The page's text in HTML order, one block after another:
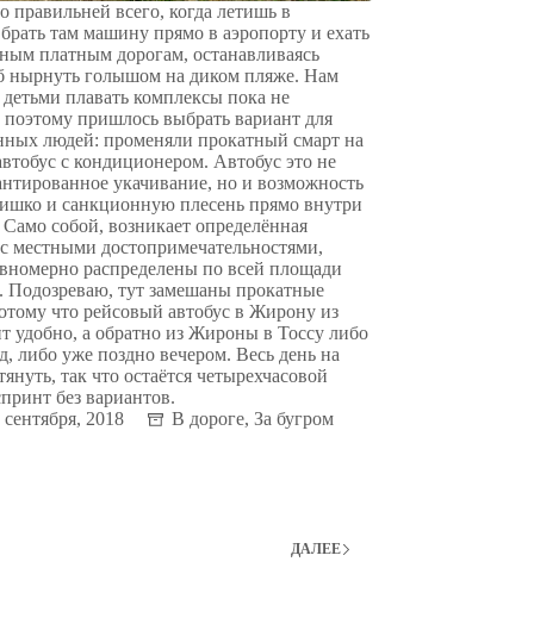
правильней всего, когда летишь в
там машину прямо в аэропорту и ехать
платным дорогам, останавливаясь
нырнуть голышом на диком пляже. Нам
плавать комплексы пока не
пришлось выбрать вариант для
людей: променяли прокатный смарт на
с кондиционером. Автобус это не
укачивание, но и возможность
и санкционную плесень прямо внутри
собой, возникает определённая
местными достопримечательностями,
распределены по всей площади
Подозреваю, тут замешаны прокатные
что рейсовый автобус в Жирону из
удобно, а обратно из Жироны в Тоссу либо
либо уже поздно вечером. Весь день на
так что остаётся четырехчасовой
без вариантов.
сентября, 2018
В дороге, За бугром
ДАЛЕЕ